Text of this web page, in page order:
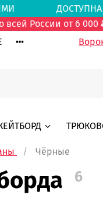
всей России от 6 000
Чёрные
6